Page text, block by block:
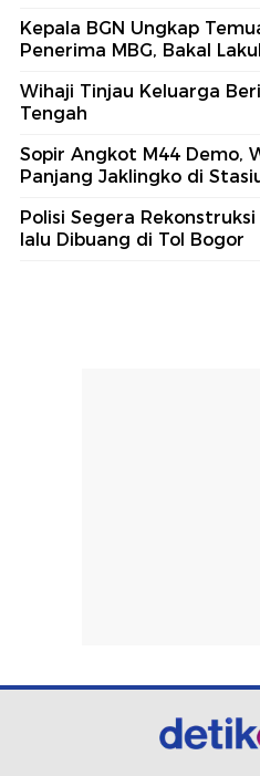
Kepala BGN Ungkap
Penerima MBG, Bakal
Wihaji Tinjau Keluarga
Tengah
Sopir Angkot M44 Demo,
Panjang Jaklingko di
Polisi Segera
lalu Dibuang di Tol Bogor